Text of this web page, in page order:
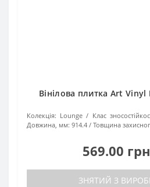
Вінілова плитка Art Vinyl
Колекція: Lounge Клас
Довжина, мм: 914.4 Товщина
569.00
ЗНЯТИЙ З